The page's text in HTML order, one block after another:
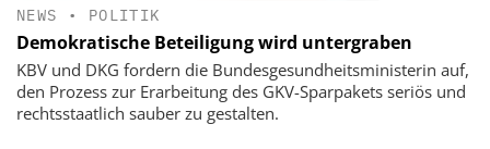
NEWS • POLITIK
Demokratische Beteiligung wird untergraben
KBV und DKG fordern die Bundesgesundheitsministerin auf,
den Prozess zur Erarbeitung des GKV-Sparpakets seriös und
rechtsstaatlich sauber zu gestalten.